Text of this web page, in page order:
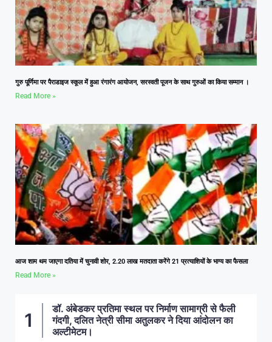
गुरु पूर्णिमा पर पैराडाइज स्कूल में हुआ रंगारंग आयोजन, सरस्वती पूजन के साथ गुरुओं का किया सम्मान ।
Read More »
आज शाम थम जाएगा दतिया में चुनावी शोर, 2.20 लाख मतदाता करेंगे 21 प्रत्याशियों के भाग्य का फैसला
Read More »
डॉ. अंबेडकर प्रतिमा स्थल पर निर्माण सामाग्री से फैली
गंदगी, दलित नेत्री सीमा अतुलकर ने दिया आंदोलन का
अल्टीमेटम।